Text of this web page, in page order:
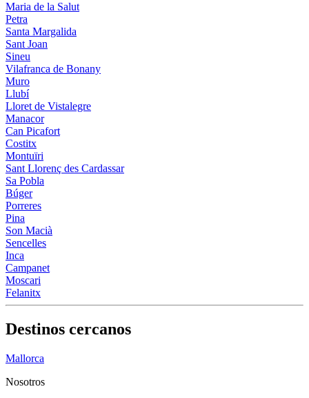
Maria de la Salut
Petra
Santa Margalida
Sant Joan
Sineu
Vilafranca de Bonany
Muro
Llubí
Lloret de Vistalegre
Manacor
Can Picafort
Costitx
Montuïri
Sant Llorenç des Cardassar
Sa Pobla
Búger
Porreres
Pina
Son Macià
Sencelles
Inca
Campanet
Moscari
Felanitx
Destinos cercanos
Mallorca
Nosotros